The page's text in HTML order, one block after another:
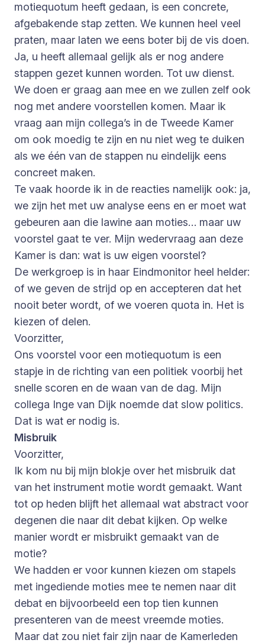
motiequotum heeft gedaan, is een concrete,
afgebakende stap zetten. We kunnen heel veel
praten, maar laten we eens boter bij de vis doen.
Ja, u heeft allemaal gelijk als er nog andere
stappen gezet kunnen worden. Tot uw dienst.
We doen er graag aan mee en we zullen zelf ook
nog met andere voorstellen komen. Maar ik
vraag aan mijn collega’s in de Tweede Kamer
om ook moedig te zijn en nu niet weg te duiken
als we één van de stappen nu eindelijk eens
concreet maken.
Te vaak hoorde ik in de reacties namelijk ook: ja,
we zijn het met uw analyse eens en er moet wat
gebeuren aan die lawine aan moties… maar uw
voorstel gaat te ver. Mijn wedervraag aan deze
Kamer is dan: wat is uw eigen voorstel?
De werkgroep is in haar Eindmonitor heel helder:
of we geven de strijd op en accepteren dat het
nooit beter wordt, of we voeren quota in. Het is
kiezen of delen.
Voorzitter,
Ons voorstel voor een motiequotum is een
stapje in de richting van een politiek voorbij het
snelle scoren en de waan van de dag. Mijn
collega Inge van Dijk noemde dat slow politics.
Dat is wat er nodig is.
Misbruik
Voorzitter,
Ik kom nu bij mijn blokje over het misbruik dat
van het instrument motie wordt gemaakt. Want
tot op heden blijft het allemaal wat abstract voor
degenen die naar dit debat kijken. Op welke
manier wordt er misbruikt gemaakt van de
motie?
We hadden er voor kunnen kiezen om stapels
met ingediende moties mee te nemen naar dit
debat en bijvoorbeeld een top tien kunnen
presenteren van de meest vreemde moties.
Maar dat zou niet fair zijn naar de Kamerleden